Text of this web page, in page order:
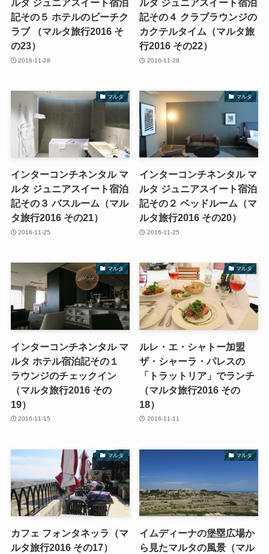
ルタ ジュニアスイート宿泊
記その５ ホテルのビーチク
ラブ （マルタ旅行2016 そ
の23）
2016-11-28
ルタ ジュニアスイート宿泊
記その４ クラブラウンジの
カクテルタイム（マルタ旅
行2016 その22）
2016-11-28
マルタ
インターコンチネンタル マ
ルタ ジュニアスイート宿泊
記その３ バスルーム（マル
タ旅行2016 その21）
2016-11-25
マルタ
インターコンチネンタル マ
ルタ ジュニアスイート宿泊
記その２ ベッドルーム（マ
ルタ旅行2016 その20）
2016-11-25
マルタ
インターコンチネンタル マ
ルタ ホテル宿泊記その１
ラウンジのチェックイン
（マルタ旅行2016 その
19）
2016-11-15
マルタ
ルレ・エ・シャトー加盟
ザ・シャーラ・パレスの
「トラットリア」でランチ
（マルタ旅行2016 その
18）
2016-11-11
マルタ
カフェ フォンタネッラ（マ
ルタ旅行2016 その17）
マルタ
イムディーナの堡塁広場か
ら見たマルタの風景（マル